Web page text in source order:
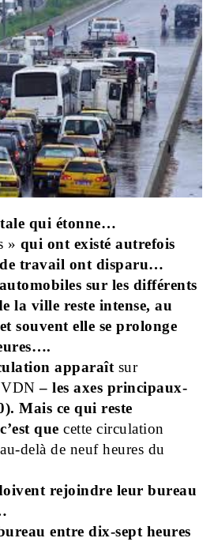
qui étonne…
» qui ont existé autrefois
travail ont disparu…
sur les différents
la ville reste intense, au
souvent elle se prolonge
apparaît sur
VDN – les axes principaux-
Mais ce qui reste
que cette circulation
delà de neuf heures du
rejoindre leur bureau
entre dix-sept heures